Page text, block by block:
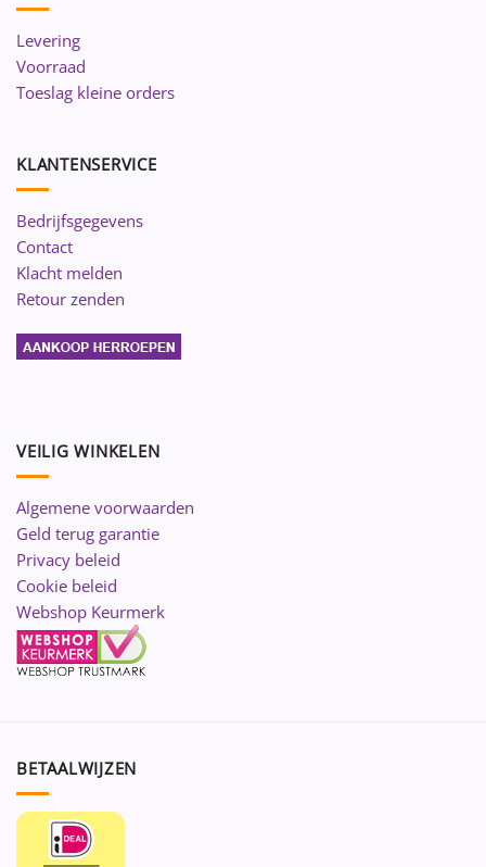
Levering
Voorraad
Toeslag kleine orders
KLANTENSERVICE
Bedrijfsgegevens
Contact
Klacht melden
Retour zenden
VEILIG WINKELEN
Algemene voorwaarden
Geld terug garantie
Privacy beleid
Cookie beleid
Webshop Keurmerk
BETAALWIJZEN